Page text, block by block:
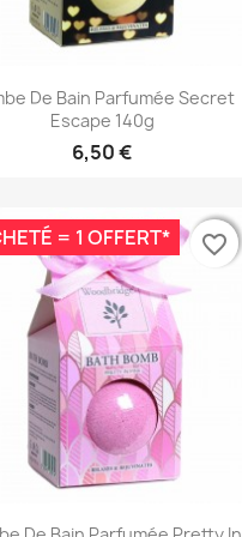
Aperçu rapide
De Bain Parfumée Secret
Escape 140g
6,50 €
 Aperçu rapide
= 1 OFFERT* favorite_border
favorite_border